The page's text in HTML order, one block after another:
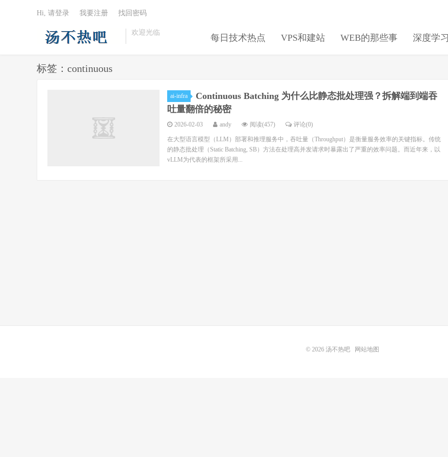
欢迎光临
每日技术热点 VPS和建站 WEB的那些事 深度学习
Hi, 请登录 我要注册 找回密码
标签：continuous
ai-infra
Continuous Batching 为什么比静态批处理强？拆解端到端吞
吐量翻倍的秘密
2026-02-03 andy 阅读(457) 评论(0)
在大型语言模型（LLM）部署和推理服务中，吞吐量（Throughput）是衡量服务效率的关键指标。传统
的静态批处理（Static Batching, SB）方法在处理高并发请求时暴露出了严重的效率问题。而近年来，以
vLLM为代表的框架所采用...
© 2026 汤不热吧 网站地图